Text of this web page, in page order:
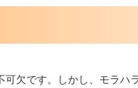
欠です。しかし、モラ